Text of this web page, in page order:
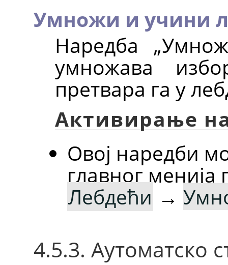
Умножи и учини
Наредба „
умножава
претвара га у
Активирање
Овој наредби
главног менија
Лебдећи →
4.5.3. Аутоматско